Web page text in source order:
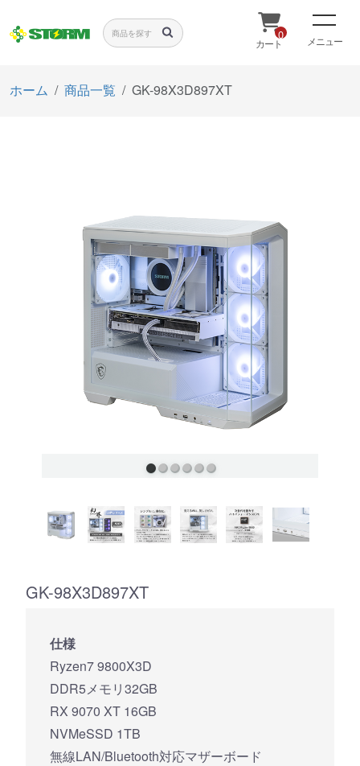
0
カート メニュー
ホーム 商品一覧 GK-98X3D897XT
GK-98X3D897XT
仕様
Ryzen7 9800X3D
DDR5メモリ32GB
RX 9070 XT 16GB
NVMeSSD 1TB
無線LAN/Bluetooth対応マザーボード